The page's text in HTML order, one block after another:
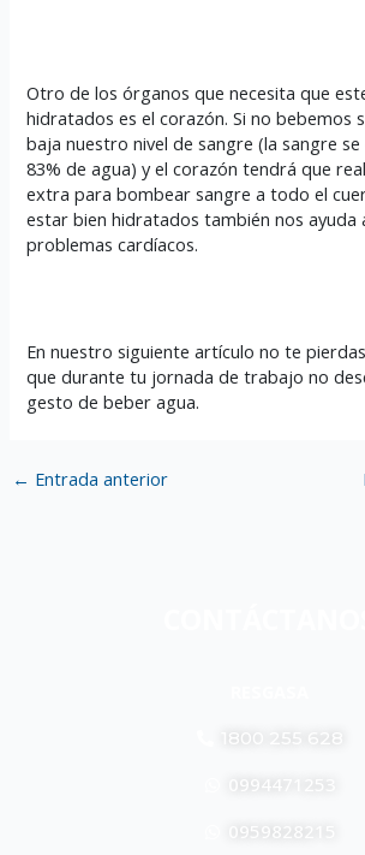
Otro de los órganos que necesita que
hidratados es el corazón. Si no bebemos
baja nuestro nivel de sangre (la sangre
83% de agua) y el corazón tendrá que
extra para bombear sangre a todo el
estar bien hidratados también nos ayuda
problemas cardíacos.
En nuestro siguiente artículo no te
que durante tu jornada de trabajo no
gesto de beber agua.
← Entrada anterior
1800 255 628
0994471253
0959828215